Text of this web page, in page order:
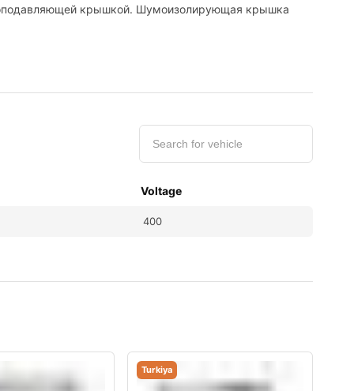
крышкой. Шумоизолирующая крышка
Voltage
400
Turkiya